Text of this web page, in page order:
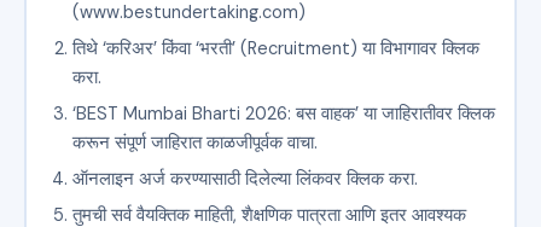
(www.bestundertaking.com)
तिथे ‘करिअर’ किंवा ‘भरती’ (Recruitment) या विभागावर क्लिक
करा.
‘BEST Mumbai Bharti 2026: बस वाहक’ या जाहिरातीवर क्लिक
करून संपूर्ण जाहिरात काळजीपूर्वक वाचा.
ऑनलाइन अर्ज करण्यासाठी दिलेल्या लिंकवर क्लिक करा.
तुमची सर्व वैयक्तिक माहिती, शैक्षणिक पात्रता आणि इतर आवश्यक